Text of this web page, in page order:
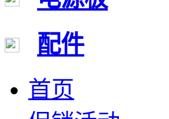
配件
首页